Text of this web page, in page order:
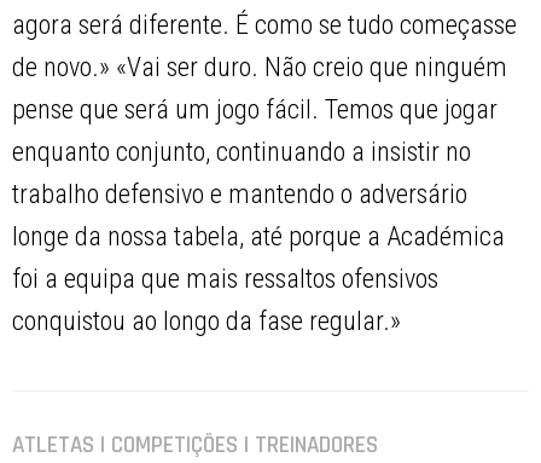
agora será diferente. É como se tudo começasse
de novo.» «Vai ser duro. Não creio que ninguém
pense que será um jogo fácil. Temos que jogar
enquanto conjunto, continuando a insistir no
trabalho defensivo e mantendo o adversário
longe da nossa tabela, até porque a Académica
foi a equipa que mais ressaltos ofensivos
conquistou ao longo da fase regular.»
ATLETAS | COMPETIÇÕES | TREINADORES